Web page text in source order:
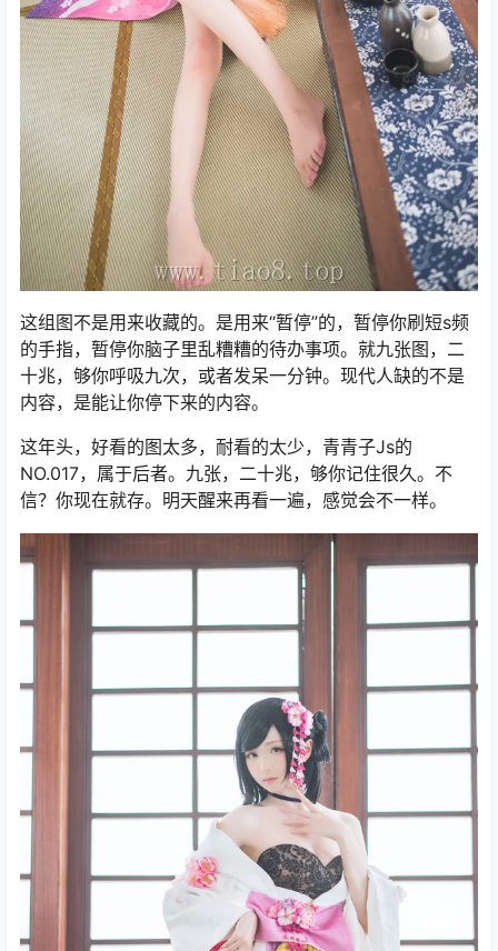
这组图不是用来收藏的。是用来“暂停”的，暂停你刷短s频
的手指，暂停你脑子里乱糟糟的待办事项。就九张图，二
十兆，够你呼吸九次，或者发呆一分钟。现代人缺的不是
内容，是能让你停下来的内容。
这年头，好看的图太多，耐看的太少，青青子Js的
NO.017，属于后者。九张，二十兆，够你记住很久。不
信？你现在就存。明天醒来再看一遍，感觉会不一样。